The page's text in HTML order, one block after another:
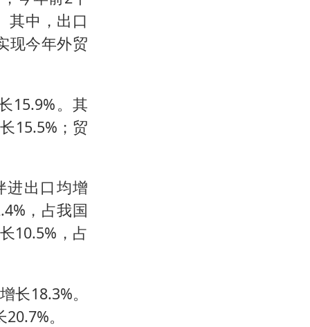
其中，出口
现今年外贸
15.9%。其
15.5%；贸
进出口均增
，占我国
10.5%，占
长18.3%。
。